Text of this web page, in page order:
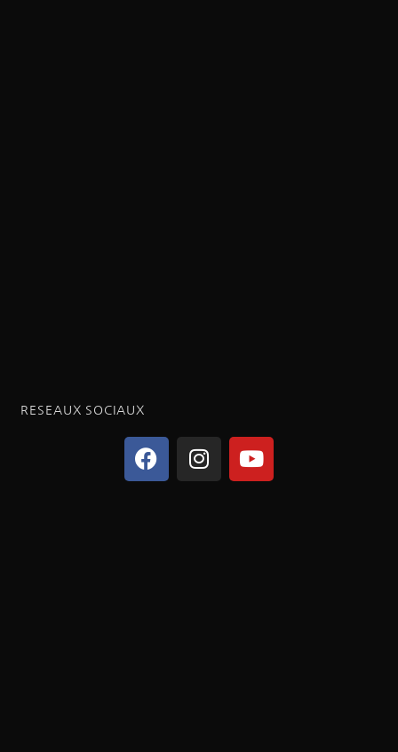
RESEAUX SOCIAUX